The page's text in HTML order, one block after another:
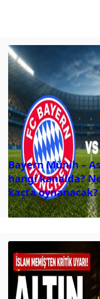
Bayern Münih –
hangi kanalda?
kaçta oynanacak?